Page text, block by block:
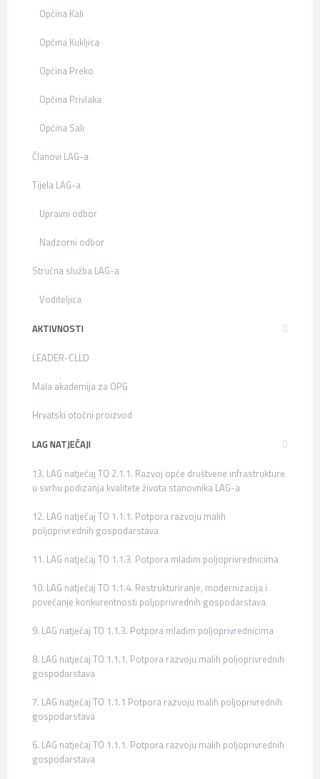
Općina Kali
Općina Kukljica
Općina Preko
Općina Privlaka
Općina Sali
Članovi LAG-a
Tijela LAG-a
Upravni odbor
Nadzorni odbor
Stručna služba LAG-a
Voditeljica
AKTIVNOSTI
LEADER-CLLD
Mala akademija za OPG
Hrvatski otočni proizvod
LAG NATJEČAJI
13. LAG natječaj TO 2.1.1. Razvoj opće društvene infrastrukture
u svrhu podizanja kvalitete života stanovnika LAG-a
12. LAG natječaj TO 1.1.1. Potpora razvoju malih
poljoprivrednih gospodarstava
11. LAG natječaj TO 1.1.3. Potpora mladim poljoprivrednicima
10. LAG natječaj TO 1.1.4. Restrukturiranje, modernizacija i
povećanje konkurentnosti poljoprivrednih gospodarstava
9. LAG natječaj TO 1.1.3. Potpora mladim poljoprivrednicima
8. LAG natječaj TO 1.1.1. Potpora razvoju malih poljoprivrednih
gospodarstava
7. LAG natječaj TO 1.1.1 Potpora razvoju malih poljoprivrednih
gospodarstava
6. LAG natječaj TO 1.1.1. Potpora razvoju malih poljoprivrednih
gospodarstava